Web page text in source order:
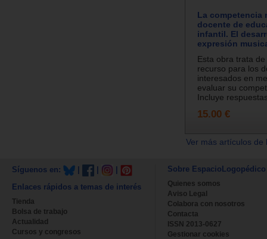
La competencia
docente de
infantil. El
expresión
Esta obra trata
recurso para los
interesados en
evaluar su
Incluye
15.00 €
Ver más artículos
Síguenos en:
Enlaces rápidos a temas de interés
Tienda
Bolsa de trabajo
Actualidad
Cursos y congresos
Sobre EspacioLogopédico
Quienes somos
Aviso Legal
Colabora con nosotros
Contacta
ISSN 2013-0627
Gestionar cookies